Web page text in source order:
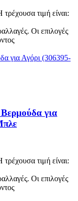
τρέχουσα τιμή είναι:
Οι επιλογές
για
τρέχουσα τιμή είναι:
Οι επιλογές